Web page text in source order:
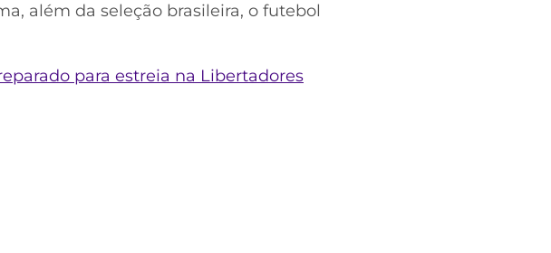
além da seleção brasileira, o futebol
para estreia na Libertadores